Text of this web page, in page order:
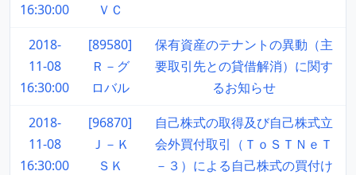
16:30:00
ＶＣ
2018-
11-08
16:30:00
[89580]
Ｒ－グ
ロバル
保有資産のテナントの異動（主
要取引先との貸借解消）に関す
るお知らせ
2018-
11-08
16:30:00
[96870]
Ｊ－Ｋ
ＳＫ
自己株式の取得及び自己株式立
会外買付取引（ＴｏＳＴＮｅＴ
－３）による自己株式の買付け